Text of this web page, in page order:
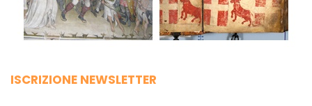
ISCRIZIONE NEWSLETTER